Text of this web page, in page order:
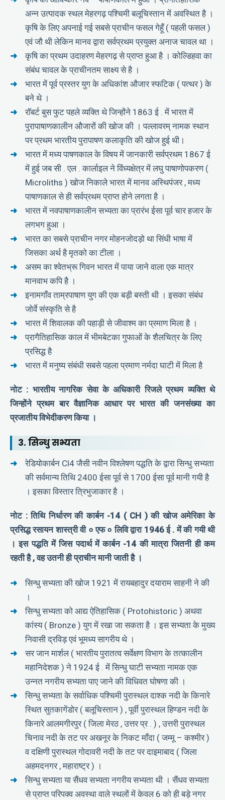
अन्न उत्पादक स्थल मेहरगढ़ पश्चिमी बलूचिस्तान में अवस्थित है ।
कृषि के लिए अपनाई गई सबसे प्राचीन फसल गेहूँ ( पहली फसल )
एवं जौ थी लेकिन मानव द्वारा सर्वप्रथम प्रयुक्त अनाज चावल था ।
कृषि का प्रथम उदाहरण मेहरगढ़ से प्राप्त हुआ है । कोल्डिहवा का
संबंध चावल के प्राचीनतम साक्ष्य से है ।
भारत में पूर्व प्रस्तर युग के अधिकांश औजार स्फटिक ( पत्थर ) के
बने थे ।
रॉबर्ट बुस फुट पहले व्यक्ति थे जिन्होंने 1863 ई . में भारत में
पुरापाषाणकालीन औजारों की खोज की । पल्लावरम् नामक स्थान
पर प्रथम भारतीय पुरापाषण कलाकृति की खोज हुई थी।
भारत में मध्य पाषणकाल के विषय में जानकारी सर्वप्रथम 1867 ई
में हुई जब सी . एल . कार्लाइल ने विंध्यक्षेत्र में लघु पाषाणोपकरण (
Microliths ) खोज निकाले भारत में मानव अस्थिपंजर , मध्य
पाषाणकाल से ही सर्वप्रथम प्राप्त होने लगता है ।
भारत में नवपाषाणकालीन सभ्यता का प्रारंभ ईसा पूर्व चार हजार के
लगभग हुआ ।
भारत का सबसे प्राचीन नगर मोहनजोदड़ो था सिंधी भाषा में
जिसका अर्थ है मृतको का टीला ।
असम का श्वेतभ्रू गिवन भारत में पाया जाने वाला एक मात्र
मानवाभ कपि है ।
इनामगाँव ताम्रपाषाण युग की एक बड़ी बस्ती थी । इसका संबंध
जोर्वे संस्कृति से है
भारत में शिवालक की पहाड़ी से जीवाश्म का प्रमाण मिला है ।
प्रागैतिहासिक काल में भीमबेटका गुफाओं के शैलचित्र के लिए
प्रसिद्ध है
भारत में मनुष्य संबंधी सबसे पहला प्रमाण नर्मदा घाटी में मिला है
नोट : भारतीय नागरिक सेवा के अधिकारी रिजले प्रथम व्यक्ति थे
जिन्होंने प्रथम बार वैज्ञानिक आधार पर भारत की जनसंख्या का
प्रजातीय विभेदीकरण किया ।
3. सिन्धु सभ्यता
रेडियोकार्बन Cl4 जैसी नवीन विश्लेषण पद्धति के द्वारा सिन्धु सभ्यता
की सर्वमान्य तिथि 2400 ईसा पूर्व से 1700 ईसा पूर्व मानी गयी है
। इसका विस्तार त्रिभुजाकार है ।
नोट : तिथि निर्धारण की कार्बन -14 ( CH ) की खोज अमेरिका के
प्रसिद्ध रसायन शास्त्री वी ० एफ ० लिवि द्वारा 1946 ई . में की गयी थी
। इस पद्धति में जिस पदार्थ में कार्बन -14 की मात्रा जितनी ही कम
रहती है , वह उतनी ही प्राचीन मानी जाती है ।
सिन्धु सभ्यता की खोज 1921 में रायबहादुर दयाराम साहनी ने की
।
सिन्धु सभ्यता को आद्य ऐतिहासिक ( Protohistoric ) अथवा
कांस्य ( Bronze ) युग में रखा जा सकता है । इस सभ्यता के मुख्य
निवासी द्रविड़ एवं भूमध्य सागरीय थे ।
सर जान मार्शल ( भारतीय पुरातत्व सर्वेक्षण विभाग के तत्कालीन
महानिदेशक ) ने 1924 ई . में सिन्धु घाटी सभ्यता नामक एक
उन्नत नगरीय सभ्यता पाए जाने की विधिवत घोषणा की ।
सिन्धु सभ्यता के सर्वाधिक पश्चिमी पुरास्थल दाश्क नदी के किनारे
स्थित सुतकागेंडोर ( बलूचिस्तान ) , पूर्वी पुरास्थल हिण्डन नदी के
किनारे आलमगीरपुर ( जिला मेरठ , उत्तर प्र . ) , उत्तरी पुरास्थल
चिनाव नदी के तट पर अखनूर के निकट माँदा ( जम्मू – कश्मीर )
व दक्षिणी पुरास्थल गोदावरी नदी के तट पर दाइमाबाद ( जिला
अहमदनगर , महाराष्ट्र ) ।
सिन्धु सभ्यता या सैंधव सभ्यता नगरीय सभ्यता थी । सैंधव सभ्यता
से प्राप्त परिपक्व अवस्था वाले स्थलों में केवल 6 को ही बड़े नगर